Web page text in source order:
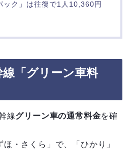
ック」は往復で1人10,360円
「グリーン車料
線グリーン車の通常料金を確
・さくら」で、「ひかり」